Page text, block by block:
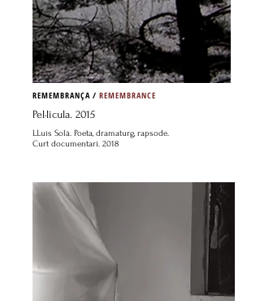
REMEMBRANÇA / REMEMBRANCE
Pel·licula. 2015
LLuís Solà. Poeta, dramaturg, rapsode.
Curt documentari. 2018